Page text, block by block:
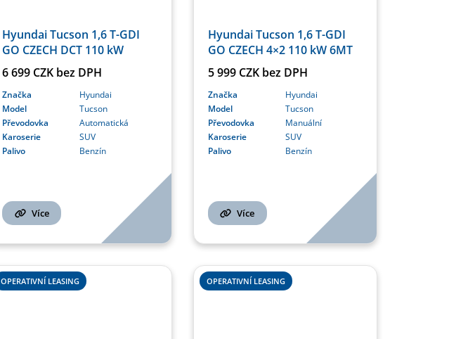
Hyundai Tucson 1,6 T-GDI
GO CZECH DCT 110 kW
6 699 CZK bez DPH
Značka
Hyundai
Model
Tucson
Převodovka
Automatická
Karoserie
SUV
Palivo
Benzín
Více
Hyundai Tucson 1,6 T-GDI
GO CZECH 4×2 110 kW 6MT
5 999 CZK bez DPH
Značka
Hyundai
Model
Tucson
Převodovka
Manuální
Karoserie
SUV
Palivo
Benzín
Více
OPERATIVNÍ LEASING OPERATIVNÍ LEASING